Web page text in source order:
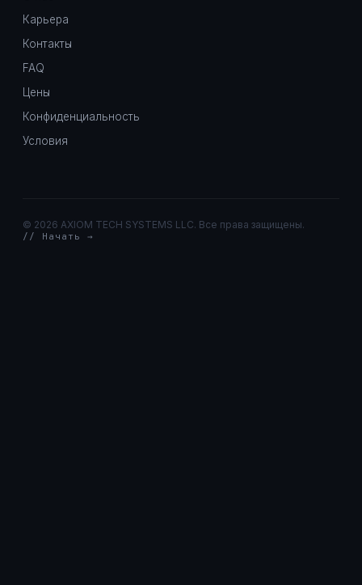
Карьера
Контакты
FAQ
Цены
Конфиденциальность
Условия
© 2026 AXIOM TECH SYSTEMS LLC. Все права защищены.
// Начать →